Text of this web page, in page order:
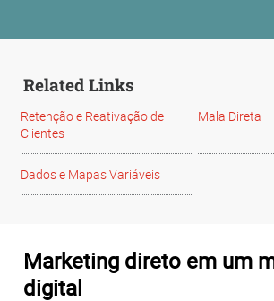
Related Links
Retenção e Reativação de
Clientes
Mala Direta
Dados e Mapas Variáveis
Marketing direto em um
digital